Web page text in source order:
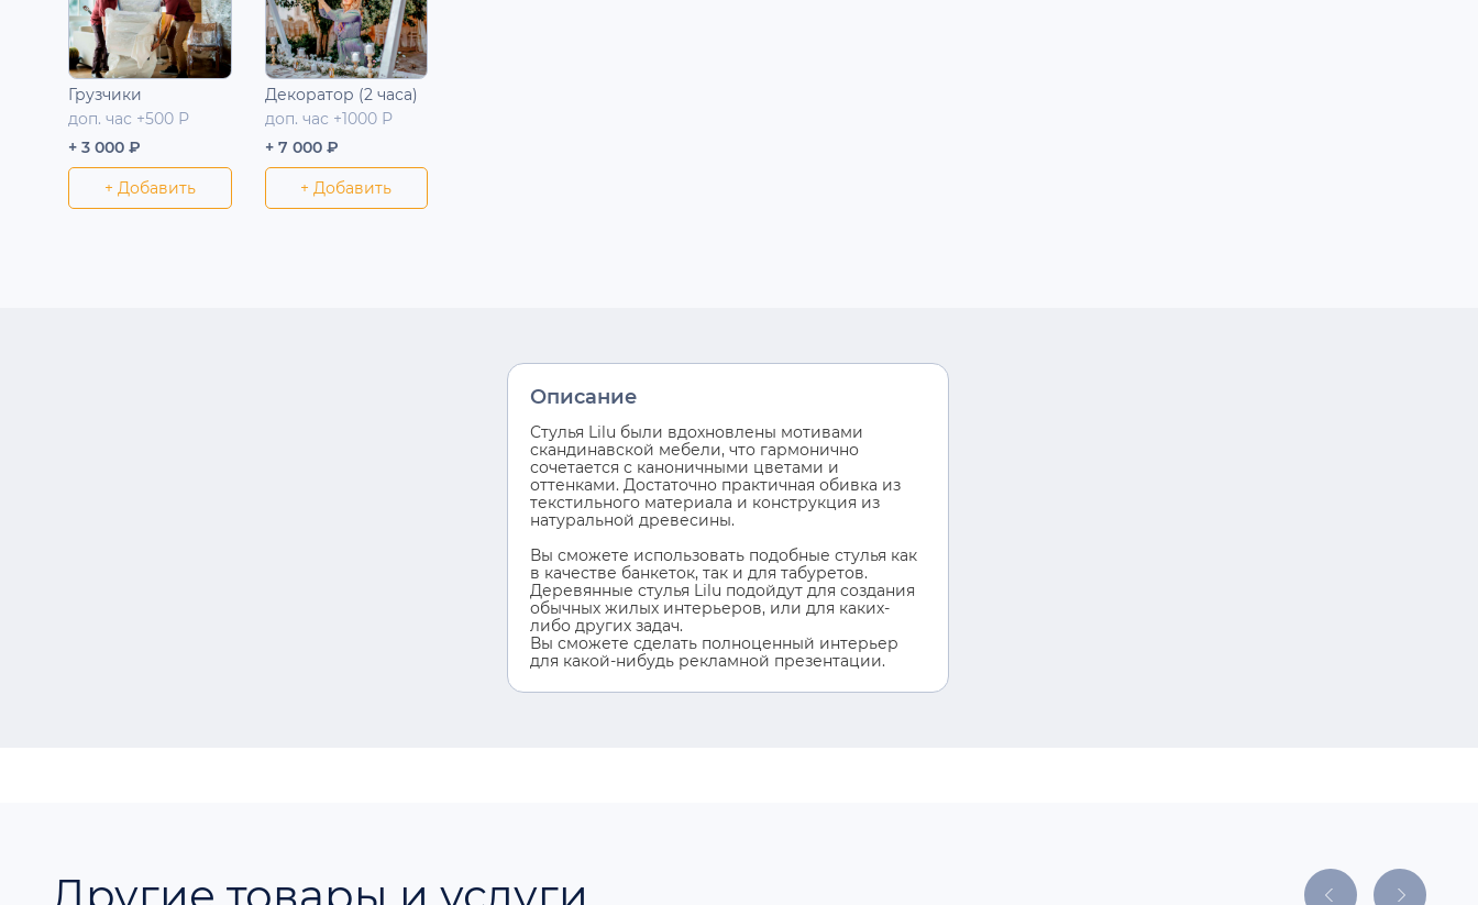
Грузчики
доп. час +500 Р
+ 3 000 ₽
+ Добавить
Декоратор (2 часа)
доп. час +1000 Р
+ 7 000 ₽
+ Добавить
Описание
Стулья Lilu были вдохновлены мотивами
скандинавской мебели, что гармонично
сочетается с каноничными цветами и
оттенками. Достаточно практичная обивка из
текстильного материала и конструкция из
натуральной древесины.
Вы сможете использовать подобные стулья как
в качестве банкеток, так и для табуретов.
Деревянные стулья Lilu подойдут для создания
обычных жилых интерьеров, или для каких-
либо других задач.
Вы сможете сделать полноценный интерьер
для какой-нибудь рекламной презентации.